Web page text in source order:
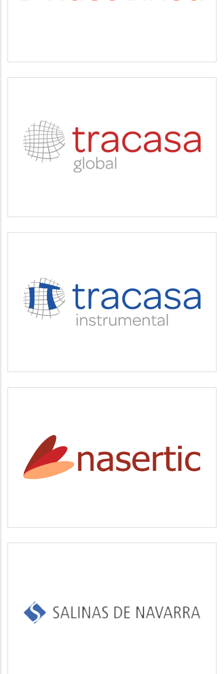
TRACASA
TRACASA INSTRUMENTAL
NASERTIC
SALINAS DE NAVARRA